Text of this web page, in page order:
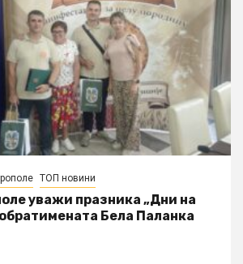
ТОП новини
уважи празника „Дни на
Бела Паланка